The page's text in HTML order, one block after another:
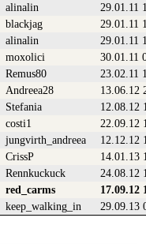
alinalin 29.01.11
blackjag 29.01.11
alinalin 29.01.11
moxolici 30.01.11
Remus80 23.02.11
Andreea28 13.06.12
Stefania 12.08.12
costi1 22.09.12
jungvirth_andreea 12.12.12
CrissP 14.01.13
Rennkuckuck 24.08.12
red_carms 17.09.12
keep_walking_in 29.09.13